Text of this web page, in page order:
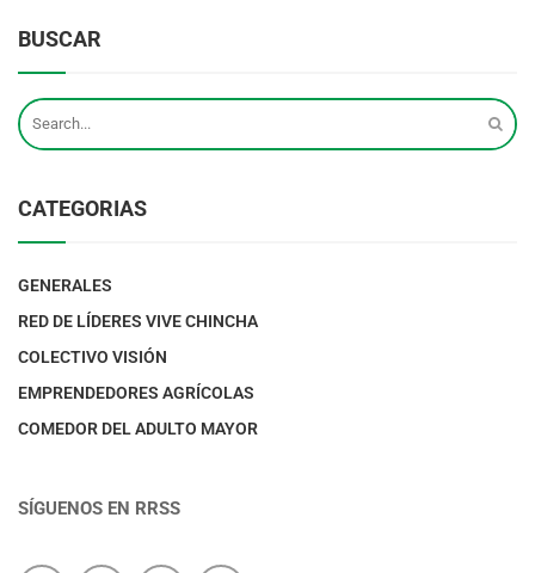
BUSCAR
CATEGORIAS
GENERALES
RED DE LÍDERES VIVE CHINCHA
COLECTIVO VISIÓN
EMPRENDEDORES AGRÍCOLAS
COMEDOR DEL ADULTO MAYOR
SÍGUENOS EN RRSS